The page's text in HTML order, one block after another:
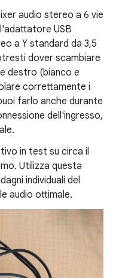
audio stereo a 6 vie
USB
a Y standard da 3,5
dover scambiare
destro (bianco e
correttamente i
farlo anche durante
dell'ingresso,
in test su circa il
Utilizza questa
individuali del
audio ottimale.